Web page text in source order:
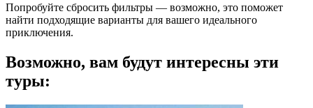
Попробуйте сбросить фильтры — возможно, это поможет
найти подходящие варианты для вашего идеального
приключения.
Возможно, вам будут интересны эти
туры: